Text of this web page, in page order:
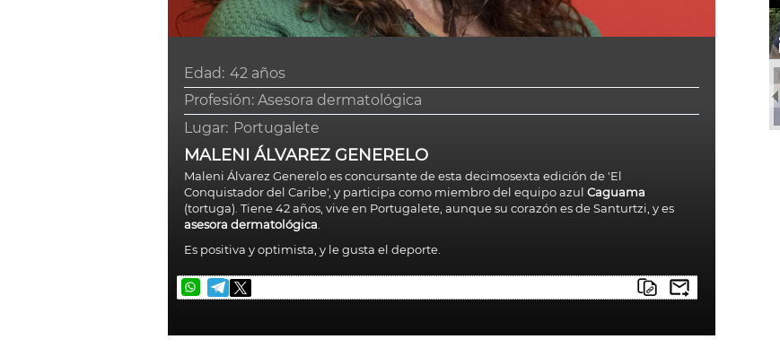
Edad: 42 años
Profesión: Asesora dermatológica
Lugar: Portugalete
MALENI ÁLVAREZ GENERELO
Maleni Álvarez Generelo es concursante de esta decimosexta edición de 'El
Conquistador del Caribe', y participa como miembro del equipo azulCaguama
(tortuga). Tiene 42 años, vive en Portugalete, aunque su corazón es de Santurtzi, y es
asesora dermatológica
Es positiva y optimista, y le gusta el deporte.